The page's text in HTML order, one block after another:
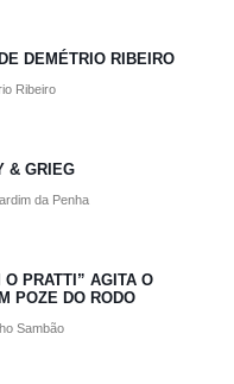
DEMÉTRIO RIBEIRO
Ribeiro
& GRIEG
da Penha
O PRATTI” AGITA O
POZE DO RODO
Sambão